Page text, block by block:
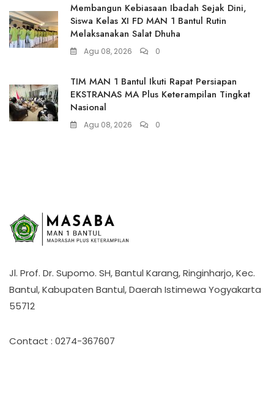
Membangun Kebiasaan Ibadah Sejak Dini,
Siswa Kelas XI FD MAN 1 Bantul Rutin
Melaksanakan Salat Dhuha
Agu 08, 2026 0
TIM MAN 1 Bantul Ikuti Rapat Persiapan
EKSTRANAS MA Plus Keterampilan Tingkat
Nasional
Agu 08, 2026 0
Jl. Prof. Dr. Supomo. SH, Bantul Karang, Ringinharjo, Kec.
Bantul, Kabupaten Bantul, Daerah Istimewa Yogyakarta
55712
Contact : 0274-367607